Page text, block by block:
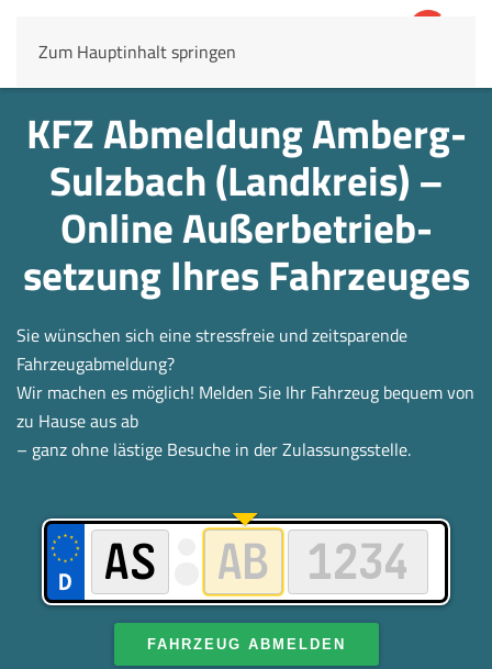
Zum Hauptinhalt springen
KFZ Abmeldung Amberg-
Sulzbach (Landkreis) –
Online Außerbetrieb­
setzung Ihres Fahrzeuges
Sie wünschen sich eine stressfreie und zeitsparende
Fahrzeugabmeldung?
Wir machen es möglich! Melden Sie Ihr Fahrzeug bequem von
zu Hause aus ab
– ganz ohne lästige Besuche in der Zulassungsstelle.
FAHRZEUG ABMELDEN